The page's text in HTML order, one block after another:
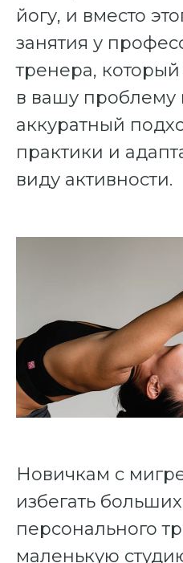
йогу, и вместо
занятия у
тренера,
в вашу проблему
аккуратный
практики и
виду активности.
Новичкам с
избегать
персонального
маленькую